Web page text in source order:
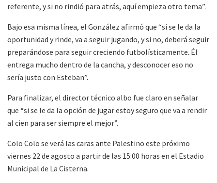
referente, y si no rindió para atrás, aquí empieza otro tema”.
Bajo esa misma línea, el González afirmó que “si se le da la
oportunidad y rinde, va a seguir jugando, y si no, deberá seguir
preparándose para seguir creciendo futbolísticamente. Él
entrega mucho dentro de la cancha, y desconocer eso no
sería justo con Esteban”.
Para finalizar, el director técnico albo fue claro en señalar
que “si se le da la opción de jugar estoy seguro que va a rendir
al cien para ser siempre el mejor”.
Colo Colo se verá las caras ante Palestino este próximo
viernes 22 de agosto a partir de las 15:00 horas en el Estadio
Municipal de La Cisterna.